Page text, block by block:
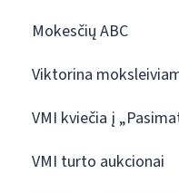
Mokesčių ABC
Viktorina
VMI kviečia į
VMI turto aukcionai